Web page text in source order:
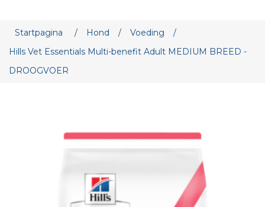
Startpagina / Hond / Voeding
/
Hills Vet Essentials Multi-benefit Adult MEDIUM BREED -
DROOGVOER